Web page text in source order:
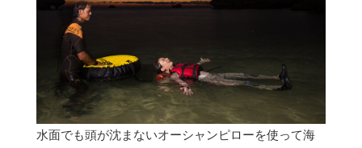
水面でも頭が沈まないオーシャンピローを使って海